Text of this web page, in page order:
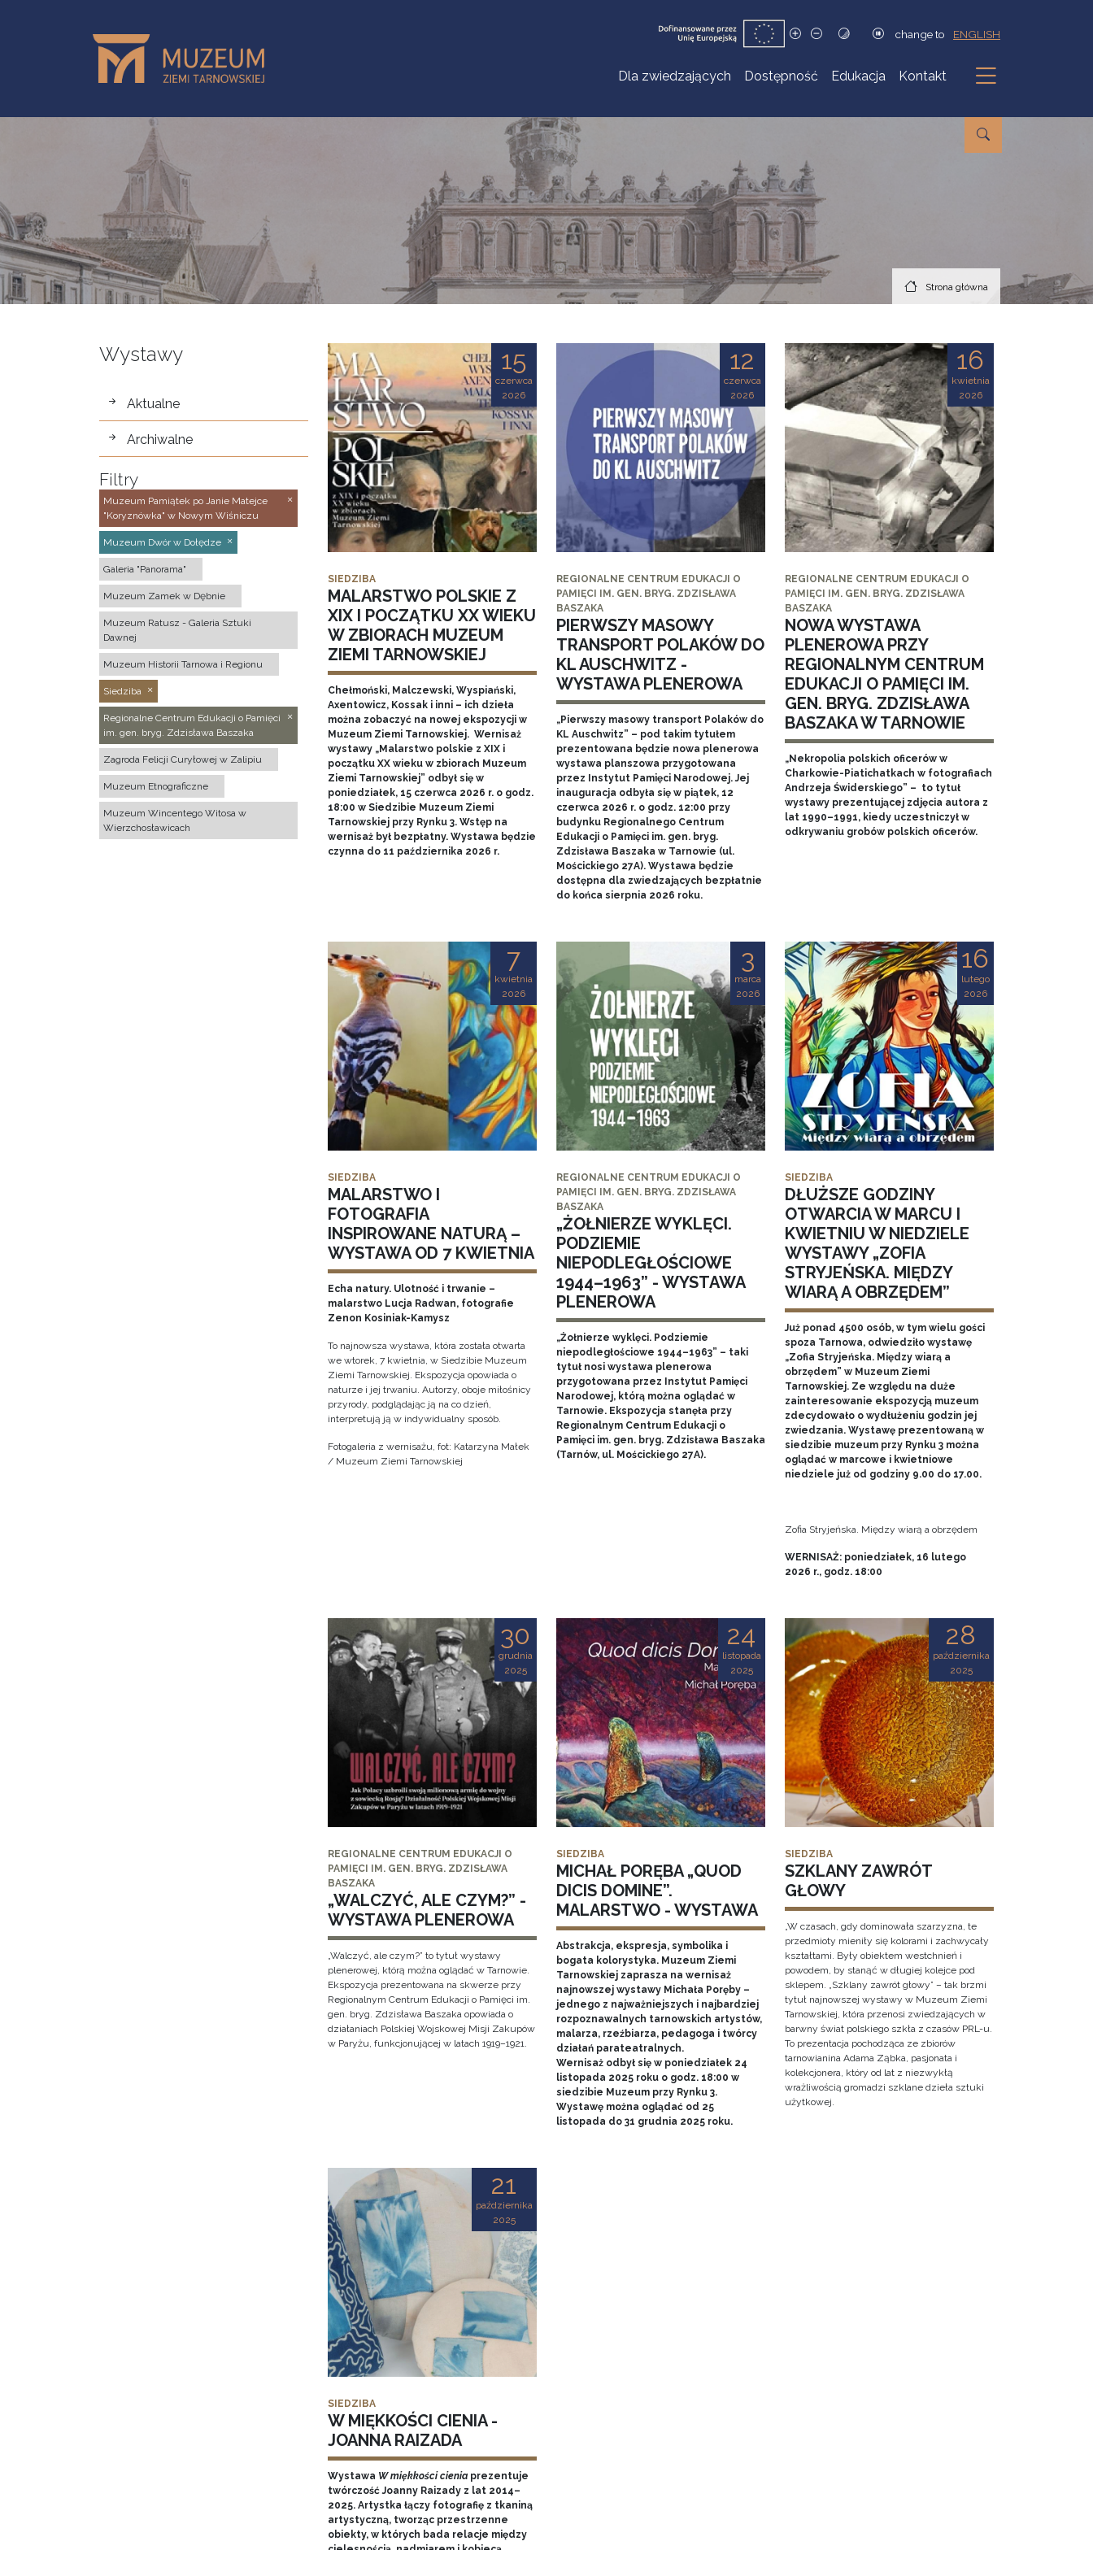
change to ENGLISH
Dla zwiedzających Dostępność Edukacja Kontakt
Podmenu
Strona główna
Wystawy
wystawy
Aktualne
Archiwalne
Filtry
Muzeum Pamiątek po Janie Matejce
"Koryznówka" w Nowym Wiśniczu
Muzeum Dwór w Dołędze
Galeria "Panorama"
Muzeum Zamek w Dębnie
Muzeum Ratusz - Galeria Sztuki
Dawnej
Muzeum Historii Tarnowa i Regionu
Siedziba
Regionalne Centrum Edukacji o Pamięci
im. gen. bryg. Zdzisława Baszaka
Zagroda Felicji Curyłowej w Zalipiu
Muzeum Etnograficzne
Muzeum Wincentego Witosa w
Wierzchosławicach
15
czerwca
2026
SIEDZIBA
MALARSTWO POLSKIE Z
XIX I POCZĄTKU XX WIEKU
W ZBIORACH MUZEUM
ZIEMI TARNOWSKIEJ
Chełmoński, Malczewski, Wyspiański,
Axentowicz, Kossak i inni – ich dzieła
można zobaczyć na nowej ekspozycji w
Muzeum Ziemi Tarnowskiej. Wernisaż
wystawy „Malarstwo polskie z XIX i
początku XX wieku w zbiorach Muzeum
Ziemi Tarnowskiej” odbył się w
poniedziałek, 15 czerwca 2026 r. o godz.
18:00 w Siedzibie Muzeum Ziemi
Tarnowskiej przy Rynku 3. Wstęp na
wernisaż był bezpłatny. Wystawa będzie
czynna do 11 października 2026 r.
12
czerwca
2026
REGIONALNE CENTRUM EDUKACJI O
PAMIĘCI IM. GEN. BRYG. ZDZISŁAWA
BASZAKA
PIERWSZY MASOWY
TRANSPORT POLAKÓW DO
KL AUSCHWITZ -
WYSTAWA PLENEROWA
„Pierwszy masowy transport Polaków do
KL Auschwitz” – pod takim tytułem
prezentowana będzie nowa plenerowa
wystawa planszowa przygotowana
przez Instytut Pamięci Narodowej. Jej
inauguracja odbyła się w piątek, 12
czerwca 2026 r. o godz. 12:00 przy
budynku Regionalnego Centrum
Edukacji o Pamięci im. gen. bryg.
Zdzisława Baszaka w Tarnowie (ul.
Mościckiego 27A). Wystawa będzie
dostępna dla zwiedzających bezpłatnie
do końca sierpnia 2026 roku.
16
kwietnia
2026
REGIONALNE CENTRUM EDUKACJI O
PAMIĘCI IM. GEN. BRYG. ZDZISŁAWA
BASZAKA
NOWA WYSTAWA
PLENEROWA PRZY
REGIONALNYM CENTRUM
EDUKACJI O PAMIĘCI IM.
GEN. BRYG. ZDZISŁAWA
BASZAKA W TARNOWIE
„Nekropolia polskich oficerów w
Charkowie-Piatichatkach w fotografiach
Andrzeja Świderskiego” – to tytuł
wystawy prezentującej zdjęcia autora z
lat 1990–1991, kiedy uczestniczył w
odkrywaniu grobów polskich oficerów.
7
kwietnia
2026
SIEDZIBA
MALARSTWO I
FOTOGRAFIA
INSPIROWANE NATURĄ –
WYSTAWA OD 7 KWIETNIA
Echa natury. Ulotność i trwanie –
malarstwo Lucja Radwan, fotografie
Zenon Kosiniak-Kamysz
To najnowsza wystawa, która została otwarta
we wtorek, 7 kwietnia, w Siedzibie Muzeum
Ziemi Tarnowskiej. Ekspozycja opowiada o
naturze i jej trwaniu. Autorzy, oboje miłośnicy
przyrody, podglądając ją na co dzień,
interpretują ją w indywidualny sposób.
Fotogaleria z wernisażu, fot: Katarzyna Małek
/ Muzeum Ziemi Tarnowskiej
3
marca
2026
REGIONALNE CENTRUM EDUKACJI O
PAMIĘCI IM. GEN. BRYG. ZDZISŁAWA
BASZAKA
„ŻOŁNIERZE WYKLĘCI.
PODZIEMIE
NIEPODLEGŁOŚCIOWE
1944–1963” - WYSTAWA
PLENEROWA
„Żołnierze wyklęci. Podziemie
niepodległościowe 1944–1963” – taki
tytuł nosi wystawa plenerowa
przygotowana przez Instytut Pamięci
Narodowej, którą można oglądać w
Tarnowie. Ekspozycja stanęła przy
Regionalnym Centrum Edukacji o
Pamięci im. gen. bryg. Zdzisława Baszaka
(Tarnów, ul. Mościckiego 27A).
16
lutego
2026
SIEDZIBA
DŁUŻSZE GODZINY
OTWARCIA W MARCU I
KWIETNIU W NIEDZIELE
WYSTAWY „ZOFIA
STRYJEŃSKA. MIĘDZY
WIARĄ A OBRZĘDEM”
Już ponad 4500 osób, w tym wielu gości
spoza Tarnowa, odwiedziło wystawę
„Zofia Stryjeńska. Między wiarą a
obrzędem” w Muzeum Ziemi
Tarnowskiej. Ze względu na duże
zainteresowanie ekspozycją muzeum
zdecydowało o wydłużeniu godzin jej
zwiedzania. Wystawę prezentowaną w
siedzibie muzeum przy Rynku 3 można
oglądać w marcowe i kwietniowe
niedziele już od godziny 9.00 do 17.00.
Zofia Stryjeńska. Między wiarą a obrzędem
WERNISAŻ: poniedziałek, 16 lutego
2026 r., godz. 18:00
30
grudnia
2025
REGIONALNE CENTRUM EDUKACJI O
PAMIĘCI IM. GEN. BRYG. ZDZISŁAWA
BASZAKA
„WALCZYĆ, ALE CZYM?” -
WYSTAWA PLENEROWA
„Walczyć, ale czym?” to tytuł wystawy
plenerowej, którą można oglądać w Tarnowie.
Ekspozycja prezentowana na skwerze przy
Regionalnym Centrum Edukacji o Pamięci im.
gen. bryg. Zdzisława Baszaka opowiada o
działaniach Polskiej Wojskowej Misji Zakupów
w Paryżu, funkcjonującej w latach 1919–1921.
24
listopada
2025
SIEDZIBA
MICHAŁ PORĘBA „QUOD
DICIS DOMINE”.
MALARSTWO - WYSTAWA
Abstrakcja, ekspresja, symbolika i
bogata kolorystyka. Muzeum Ziemi
Tarnowskiej zaprasza na wernisaż
najnowszej wystawy Michała Poręby –
jednego z najważniejszych i najbardziej
rozpoznawalnych tarnowskich artystów,
malarza, rzeźbiarza, pedagoga i twórcy
działań parateatralnych.
Wernisaż odbył się w poniedziałek 24
listopada 2025 roku o godz. 18:00 w
siedzibie Muzeum przy Rynku 3.
Wystawę można oglądać od 25
listopada do 31 grudnia 2025 roku.
28
października
2025
SIEDZIBA
SZKLANY ZAWRÓT
GŁOWY
„W czasach, gdy dominowała szarzyzna, te
przedmioty mieniły się kolorami i zachwycały
kształtami. Były obiektem westchnień i
powodem, by stanąć w długiej kolejce pod
sklepem. „Szklany zawrót głowy” – tak brzmi
tytuł najnowszej wystawy w Muzeum Ziemi
Tarnowskiej, która przenosi zwiedzających w
barwny świat polskiego szkła z czasów PRL-u.
To prezentacja pochodząca ze zbiorów
tarnowianina Adama Ząbka, pasjonata i
kolekcjonera, który od lat z niezwykłą
wrażliwością gromadzi szklane dzieła sztuki
użytkowej.
21
października
2025
SIEDZIBA
W MIĘKKOŚCI CIENIA -
JOANNA RAIZADA
Wystawa W miękkości cieniaprezentuje
twórczość Joanny Raizady z lat 2014–
2025. Artystka łączy fotografię z tkaniną
artystyczną, tworząc przestrzenne
obiekty, w których bada relacje między